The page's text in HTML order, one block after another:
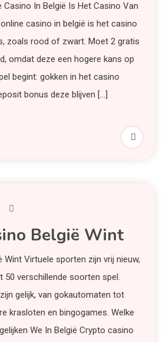
Casino In België Is Het Casino Van
casino in belgië is het casino
zoals rood of zwart. Moet 2 gratis
omdat deze een hogere kans op
begint: gokken in het casino
bonus deze blijven […]
België Wint
Wint Virtuele sporten zijn vrij nieuw,
50 verschillende soorten spel.
gelijk, van gokautomaten tot
krasloten en bingogames. Welke
We In België Crypto casino